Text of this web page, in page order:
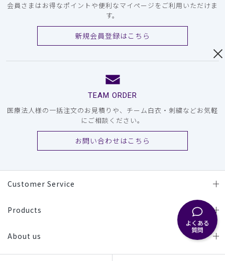
よくある
質問
会員さまはお得なポイントや便利なマイページをご利用いただけま
す。
新規会員登録はこちら
TEAM ORDER
医療法人様の一括注文のお見積りや、チーム白衣・刺繍などお気軽
にご相談ください。
お問い合わせはこちら
Customer Service
Products
About us